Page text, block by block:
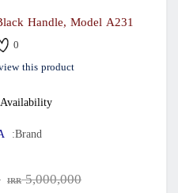
Handle, Model A231
0
this product
Availability:
Brand:
5,000,000
IRR